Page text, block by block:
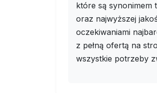
które są synonimem
oraz najwyższej
oczekiwaniami
z pełną ofertą na
wszystkie potrzeby